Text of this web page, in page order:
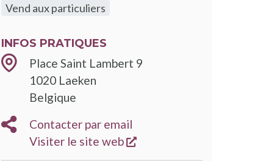
Vend aux particuliers
INFOS PRATIQUES
Place Saint Lambert 9
1020 Laeken
Belgique
Contacter par email
Visiter le site web
s'ouvre dans une